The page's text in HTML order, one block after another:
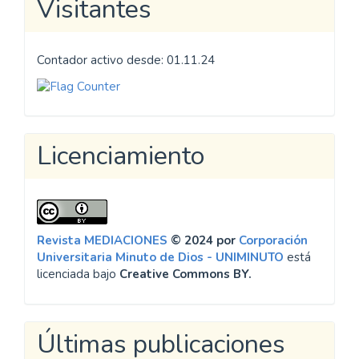
Visitantes
Contador activo desde: 01.11.24
Licenciamiento
Revista MEDIACIONES © 2024 por Corporación
Universitaria Minuto de Dios - UNIMINUTO está
licenciada bajo Creative Commons BY.
Últimas publicaciones